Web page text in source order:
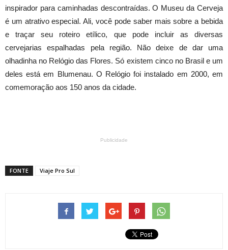
inspirador para caminhadas descontraídas. O Museu da Cerveja
é um atrativo especial. Ali, você pode saber mais sobre a bebida
e traçar seu roteiro etílico, que pode incluir as diversas
cervejarias espalhadas pela região. Não deixe de dar uma
olhadinha no Relógio das Flores. Só existem cinco no Brasil e um
deles está em Blumenau. O Relógio foi instalado em 2000, em
comemoração aos 150 anos da cidade.
Publicidade
FONTE Viaje Pro Sul